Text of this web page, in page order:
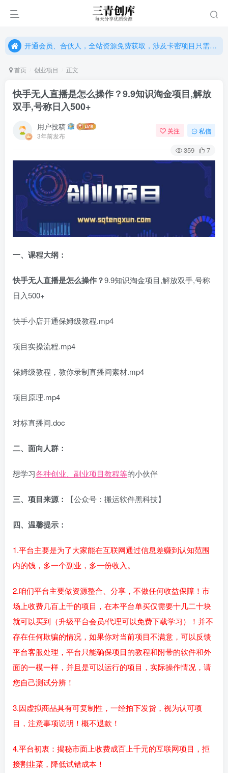
开通会员、合伙人，全站资源免费获取，涉及卡密项目只需单独购卡密（位置：网站右下悬浮按钮）
开通会员、合伙人，全站资源免费获取，涉及卡密项目只需单独购卡密（位置：网站右下悬浮按钮）
首页 创业项目 正文
快手无人直播是怎么操作？9.9知识淘金项目,解放
双手,号称日入500+
用户投稿
3年前发布
关注 私信
359 7
一、 课程大纲：
快手无人直播是怎么操作？9.9知识淘金项目,解放双手,号称
日入500+
快手小店开通保姆级教程.mp4
项目实操流程.mp4
保姆级教程，教你录制直播间素材.mp4
项目原理.mp4
对标直播间.doc
二、面向人群：
想学习各种创业、副业项目教程等的小伙伴
三、项目来源： 【公众号：搬运软件黑科技】
四、温馨提示：
1.平台主要是为了大家能在互联网通过信息差赚到认知范围
内的钱，多一个副业，多一份收入。
2.咱们平台主要做资源整合、分享，不做任何收益保障！市
场上收费几百上千的项目，在本平台单买仅需要十几二十块
就可以买到（升级平台会员/代理可以免费下载学习）！并不
存在任何欺骗的情况，如果你对当前项目不满意，可以反馈
平台客服处理，平台只能确保项目的教程和附带的软件和外
面的一模一样，并且是可以运行的项目，实际操作情况，请
您自己测试分辨！
3.因虚拟商品具有可复制性，一经拍下发货，视为认可项
目，注意事项说明！概不退款！
4.平台初衷：揭秘市面上收费成百上千元的互联网项目，拒
接割韭菜，降低试错成本！